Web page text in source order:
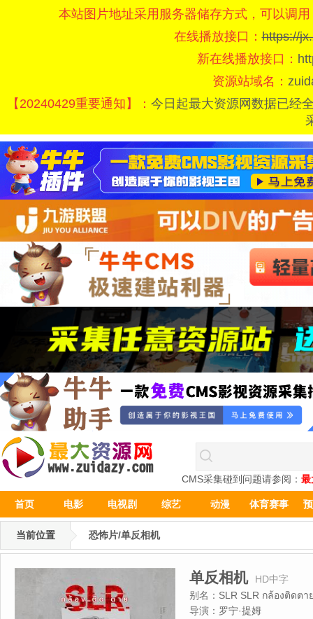
本站图片地址采用服务器储存方式，可以调
在线播放接口：https://
新在线播放接口：
资源站域名：
【20240429重要通知】： 今日起最大资源网数据已经
CMS采集碰到问题请参阅： 最
首页 电影 电视剧 综艺 动漫 体育赛事
当前位置 恐怖片/单反相机
单反相机
HD中字
别名： SLR SLR กล้องติดตา
导演： 罗宁·提姆